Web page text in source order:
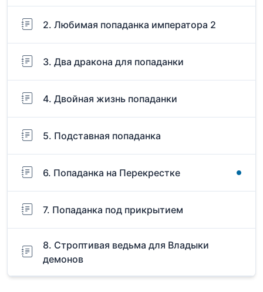
2. Любимая попаданка императора 2
3. Два дракона для попаданки
4. Двойная жизнь попаданки
5. Подставная попаданка
6. Попаданка на Перекрестке
7. Попаданка под прикрытием
8. Строптивая ведьма для Владыки
демонов